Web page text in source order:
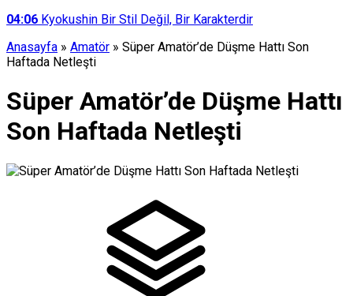
04:06 Kyokushin Bir Stil Değil, Bir Karakterdir
Anasayfa » Amatör » Süper Amatör’de Düşme Hattı Son
Haftada Netleşti
Süper Amatör’de Düşme Hattı
Son Haftada Netleşti